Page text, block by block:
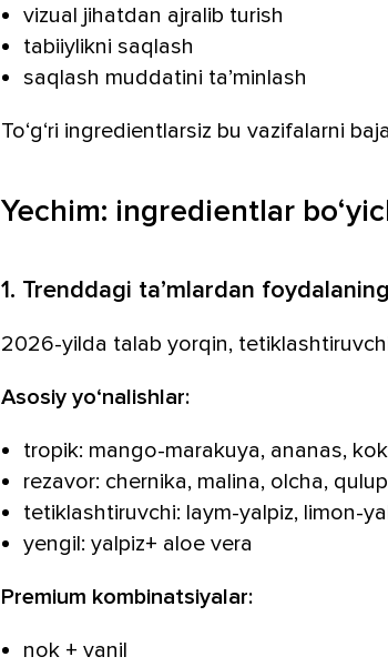
vizual jihatdan ajralib turish
tabiiylikni saqlash
saqlash muddatini ta’minlash
To‘g‘ri ingredientlarsiz bu vazifalarni
Yechim: ingredientlar
1. Trenddagi ta’mlardan foydalaning
2026-yilda talab yorqin,
Asosiy yo‘nalishlar:
tropik: mango-marakuya, ananas,
rezavor: chernika, malina, olcha,
tetiklashtiruvchi: laym-yalpiz, limon-
yengil: yalpiz+ aloe vera
Premium kombinatsiyalar:
nok + vanil